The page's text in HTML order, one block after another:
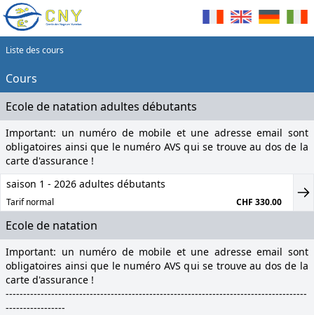
Liste des cours
Cours
Ecole de natation adultes débutants
Important: un numéro de mobile et une adresse email sont
obligatoires ainsi que le numéro AVS qui se trouve au dos de la
carte d'assurance !
saison 1 - 2026 adultes débutants
Tarif normal CHF 330.00
Ecole de natation
Important: un numéro de mobile et une adresse email sont
obligatoires ainsi que le numéro AVS qui se trouve au dos de la
carte d'assurance !
--------------------------------------------------------------------------------------
-----------------